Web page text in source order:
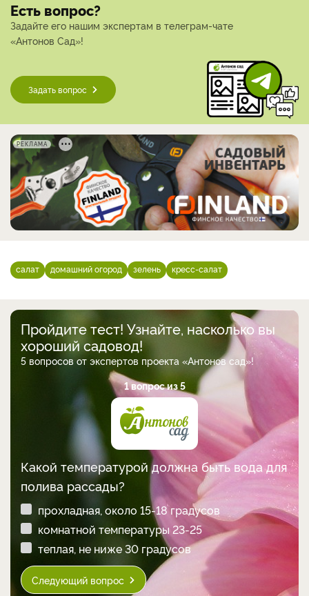
Есть вопрос?
Задайте его нашим экспертам в телеграм-чате
«Антонов Сад»!
Задать вопрос
РЕКЛАМА
салат домашний огород зелень кресс-салат
Пройдите тест! Узнайте, насколько вы
хороший садовод!
5 вопросов от экспертов проекта «Антонов сад»!
1 вопрос из 5
Какой температурой должна быть вода для
полива рассады?
прохладная, около 15-18 градусов
комнатной температуры 23-25
теплая, не ниже 30 градусов
Следующий вопрос